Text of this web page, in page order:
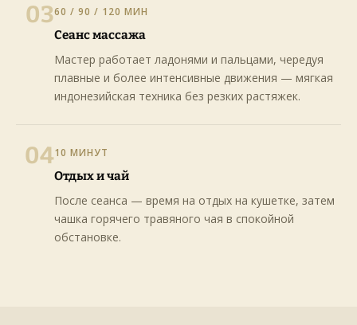
0360 / 90 / 120 МИН
Сеанс массажа
Мастер работает ладонями и пальцами, чередуя
плавные и более интенсивные движения — мягкая
индонезийская техника без резких растяжек.
0410 МИНУТ
Отдых и чай
После сеанса — время на отдых на кушетке, затем
чашка горячего травяного чая в спокойной
обстановке.